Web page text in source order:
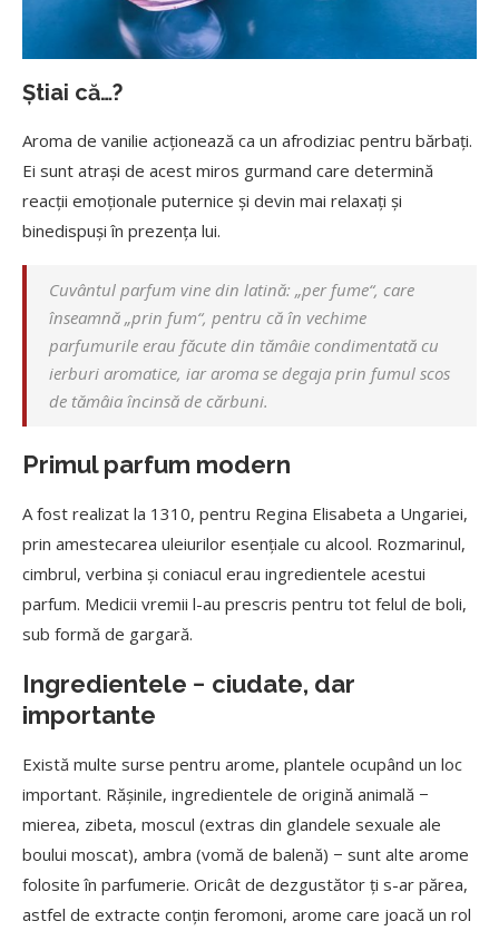
Știai că…?
Aroma de vanilie acționează ca un afrodiziac pentru bărbați.
Ei sunt atrași de acest miros gurmand care determină
reacții emoționale puternice și devin mai relaxați și
binedispuși în prezența lui.
Cuvântul parfum vine din latină: „per fume“, care
înseamnă „prin fum“, pentru că în vechime
parfumurile erau făcute din tămâie condimentată cu
ierburi aromatice, iar aroma se degaja prin fumul scos
de tămâia încinsă de cărbuni.
Primul parfum modern
A fost realizat la 1310, pentru Regina Elisabeta a Ungariei,
prin amestecarea uleiurilor esențiale cu alcool. Rozmarinul,
cimbrul, verbina și coniacul erau ingredientele acestui
parfum. Medicii vremii l-au prescris pentru tot felul de boli,
sub formă de gargară.
Ingredientele − ciudate, dar
importante
Există multe surse pentru arome, plantele ocupând un loc
important. Rășinile, ingredientele de origină animală −
mierea, zibeta, moscul (extras din glandele sexuale ale
boului moscat), ambra (vomă de balenă) − sunt alte arome
folosite în parfumerie. Oricât de dezgustător ți s-ar părea,
astfel de extracte conțin feromoni, arome care joacă un rol